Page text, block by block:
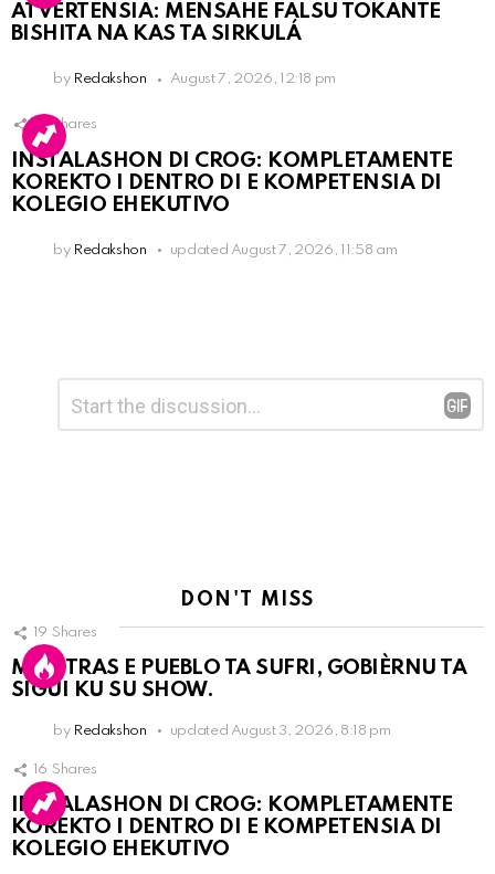
ATVERTENSIA: MENSAHE FALSU TOKANTE
BISHITA NA KAS TA SIRKULÁ
by Redakshon August 7, 2026, 12:18 pm
16 Shares
INSTALASHON DI CROG: KOMPLETAMENTE
KOREKTO I DENTRO DI E KOMPETENSIA DI
KOLEGIO EHEKUTIVO
by Redakshon updated August 7, 2026, 11:58 am
Reply
DON'T MISS
19 Shares
MIENTRAS E PUEBLO TA SUFRI, GOBIÈRNU TA
SIGUI KU SU SHOW.
by Redakshon updated August 3, 2026, 8:18 pm
16 Shares
INSTALASHON DI CROG: KOMPLETAMENTE
KOREKTO I DENTRO DI E KOMPETENSIA DI
KOLEGIO EHEKUTIVO